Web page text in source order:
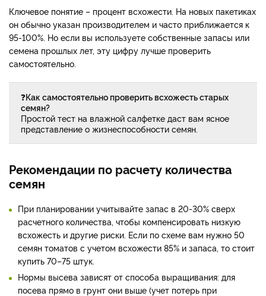
Ключевое понятие – процент всхожести. На новых пакетиках
он обычно указан производителем и часто приближается к
95-100%. Но если вы используете собственные запасы или
семена прошлых лет, эту цифру лучше проверить
самостоятельно.
❓Как самостоятельно проверить всхожесть старых
семян?
Простой тест на влажной салфетке даст вам ясное
представление о жизнеспособности семян.
Рекомендации по расчету количества
семян
При планировании учитывайте запас в 20-30% сверх
расчетного количества, чтобы компенсировать низкую
всхожесть и другие риски. Если по схеме вам нужно 50
семян томатов с учетом всхожести 85% и запаса, то стоит
купить 70–75 штук.
Нормы высева зависят от способа выращивания: для
посева прямо в грунт они выше (учет потерь при